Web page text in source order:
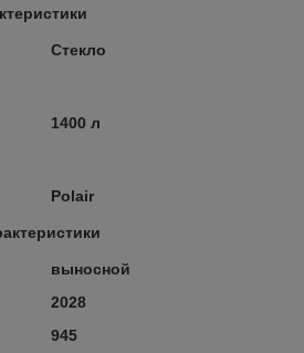
Стекло
1400 л
Polair
выносной
2028
945